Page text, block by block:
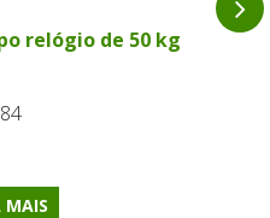
relógio de 50 kg
MAIS